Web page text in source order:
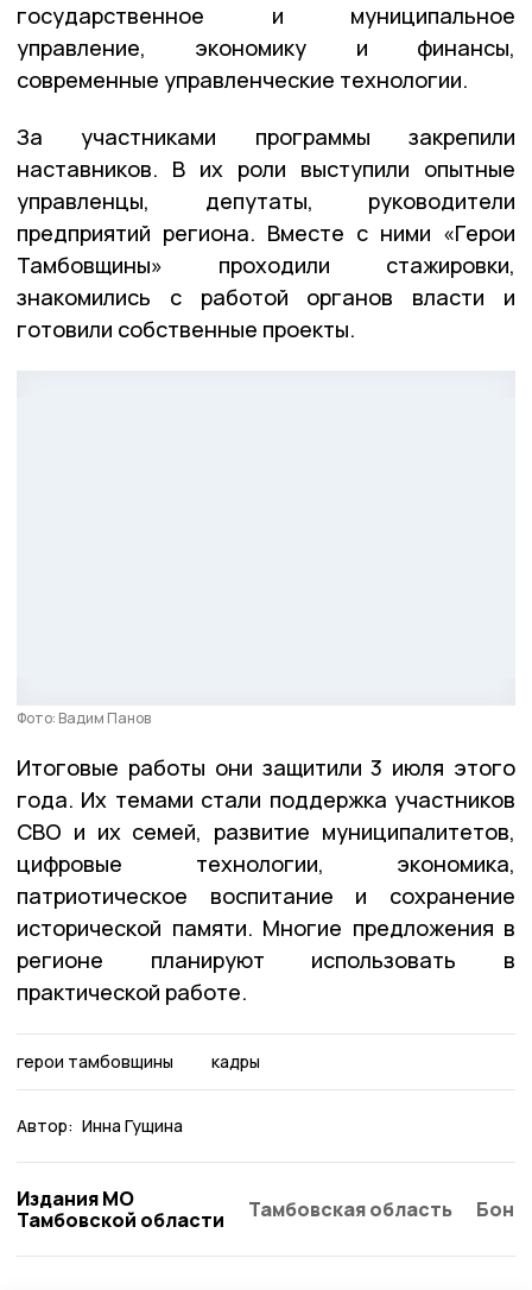
государственное и муниципальное
управление, экономику и финансы,
современные управленческие технологии.
За участниками программы закрепили
наставников. В их роли выступили опытные
управленцы, депутаты, руководители
предприятий региона. Вместе с ними «Герои
Тамбовщины» проходили стажировки,
знакомились с работой органов власти и
готовили собственные проекты.
Фото: Вадим Панов
Итоговые работы они защитили 3 июля этого
года. Их темами стали поддержка участников
СВО и их семей, развитие муниципалитетов,
цифровые технологии, экономика,
патриотическое воспитание и сохранение
исторической памяти. Многие предложения в
регионе планируют использовать в
практической работе.
герои тамбовщины кадры
Автор: Инна Гущина
Издания МО
Тамбовской области
Тамбовская область